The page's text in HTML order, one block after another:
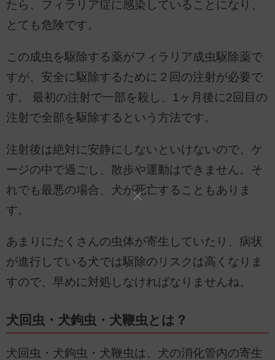
たら、フィラリア症に感染していることになり、
とても危険です。
この成虫を駆除する薬がフィラリア成虫駆除薬で
すが、安全に駆除するために２回の注射が必要で
す。 最初の注射で一部を殺し、1ヶ月後に2回目の
注射で全部を駆除するという方法です。
注射後は絶対に安静にしないといけないので、ケ
ージの中で過ごし、散歩や運動はできません。そ
れでも最悪の場合、犬が死亡することもありま
す。
あまりにたくさんの虫体が寄生していたり、病状
が進行している犬では駆除のリスクは高くなりま
すので、早めに対処しなければなりませんね。
犬回虫・犬鉤虫・犬鞭虫とは？
犬回虫・犬鉤虫・犬鞭虫は、犬の消化管内の寄生